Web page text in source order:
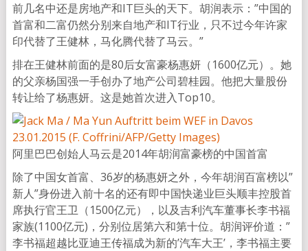
前几名中还是房地产和IT巨头的天下。胡润表示：”中国的
首富和二富仍然分别来自地产和IT行业，只不过今年许家
印代替了王健林，马化腾代替了马云。”
排在王健林前面的是80后女富豪杨惠妍（1600亿元）。她
的父亲杨国强一手创办了地产公司碧桂园。他把大量股份
转让给了杨惠妍。这是她首次进入Top10。
阿里巴巴创始人马云是2014年胡润富豪榜的中国首富
除了中国女首富、36岁的杨惠妍之外，今年胡润百富榜以”
新人”身份进入前十名的还有即中国快递业巨头顺丰控股首
席执行官王卫（1500亿元），以及吉利汽车董事长李书福
家族(1100亿元)，分别位居第六和第十位。胡润评价道：”
李书福超越比亚迪王传福成为新的’汽车大王’，李书福主要